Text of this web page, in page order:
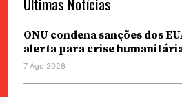
ONU condena sanções dos
alerta para crise
7 Ago 2026